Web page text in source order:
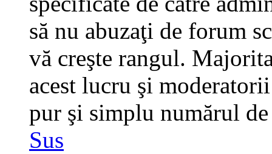
să nu abuzaţi de forum
vă creşte rangul.
acest lucru şi
pur şi simplu numărul de
Sus